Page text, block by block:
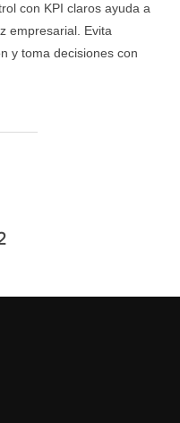
con KPI claros ayuda a
empresarial. Evita
y toma decisiones con